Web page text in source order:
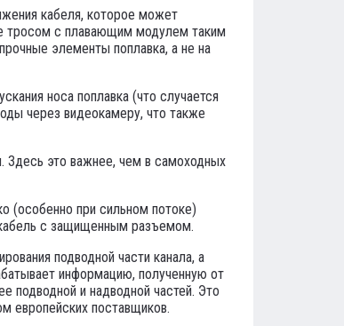
кабеля, которое может
тросом с плавающим модулем таким
элементы поплавка, а не на
носа поплавка (что случается
через видеокамеру, что также
Здесь это важнее, чем в самоходных
(особенно при сильном потоке)
с защищенным разъемом.
подводной части канала, а
информацию, полученную от
подводной и надводной частей. Это
европейских поставщиков.